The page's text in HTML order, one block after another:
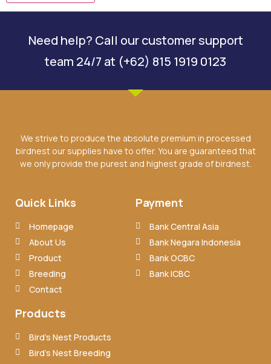
Need help? Call our customer support
team 24/7 at (+62) 815 1919 0123
We strive to produce the absolute premium in processed
birdnest our supplies have to offer. You are guaranteed that
we only provide the purest and highest grade of birdnest.
Quick Links
Homepage
About Us
Product
Breeding
Contact
Payment
Bank Central Asia
Bank Negara Indonesia
Bank OCBC
Bank ICBC
Products
Bird’s Nest Products
Bird’s Nest Breeding